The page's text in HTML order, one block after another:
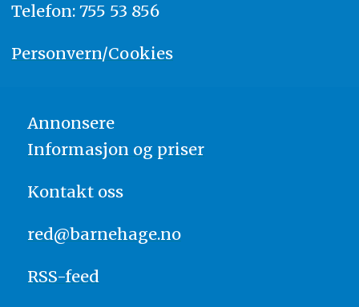
Telefon: 755 53 856
Personvern/Cookies
Annonsere
Informasjon og priser
Kontakt oss
red@barnehage.no
RSS-feed